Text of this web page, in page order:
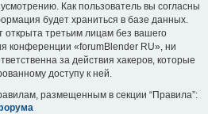
Как пользователь вы согласны
будет храниться в базе данных.
третьим лицам без вашего
конференции «forumBlender RU», ни
за действия хакеров, которые
доступу к ней.
размещенным в секции “Правила”: